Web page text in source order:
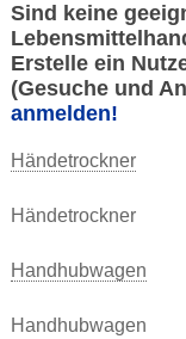
Sind keine
Erstelle ein
(Gesuche und
anmelden!
Händetrockner
Händetrockner
Handhubwagen
Handhubwagen